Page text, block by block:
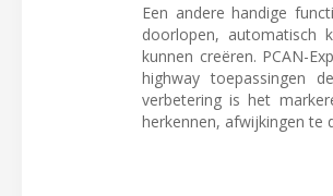
Een andere handige
doorlopen, automatisch
kunnen creëren. PCAN-
highway toepassingen
verbetering is het
herkennen, afwijkingen te